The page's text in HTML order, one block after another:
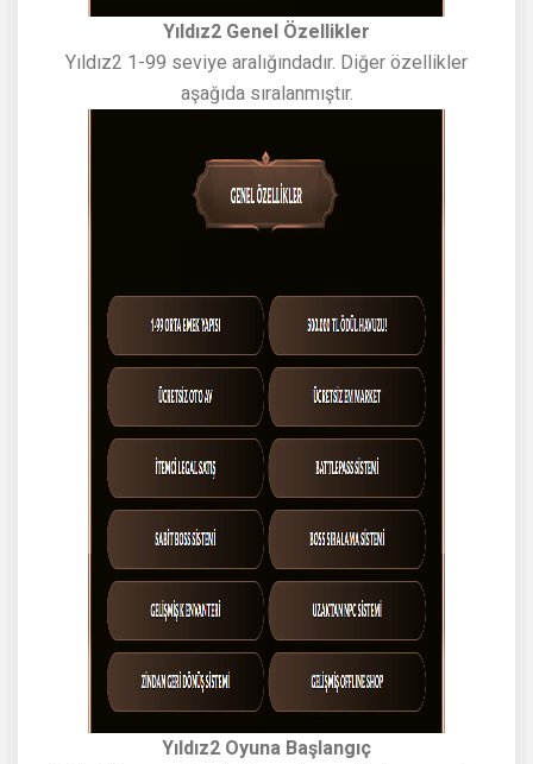
Yıldız2 Genel Özellikler
Yıldız2 1-99 seviye aralığındadır. Diğer özellikler
aşağıda sıralanmıştır.
Yıldız2 Oyuna Başlangıç